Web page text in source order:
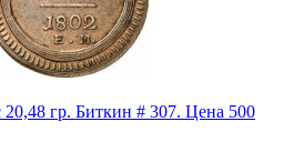
гр. Биткин # 307. Цена 500